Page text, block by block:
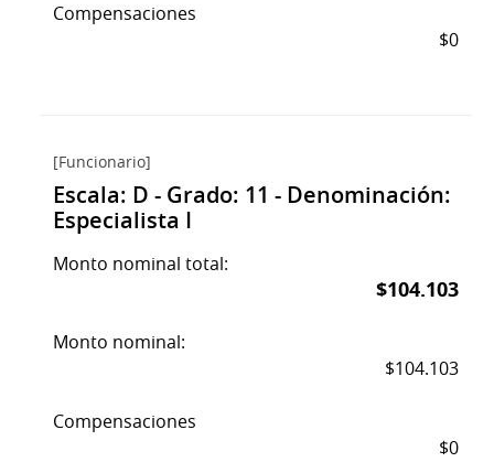
Compensaciones
$0
[Funcionario]
Escala: D - Grado: 11 - Denominación:
Especialista I
Monto nominal total:
$104.103
Monto nominal:
$104.103
Compensaciones
$0